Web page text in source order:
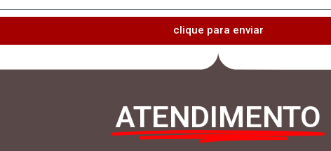
clique para enviar
ATENDIMENTO